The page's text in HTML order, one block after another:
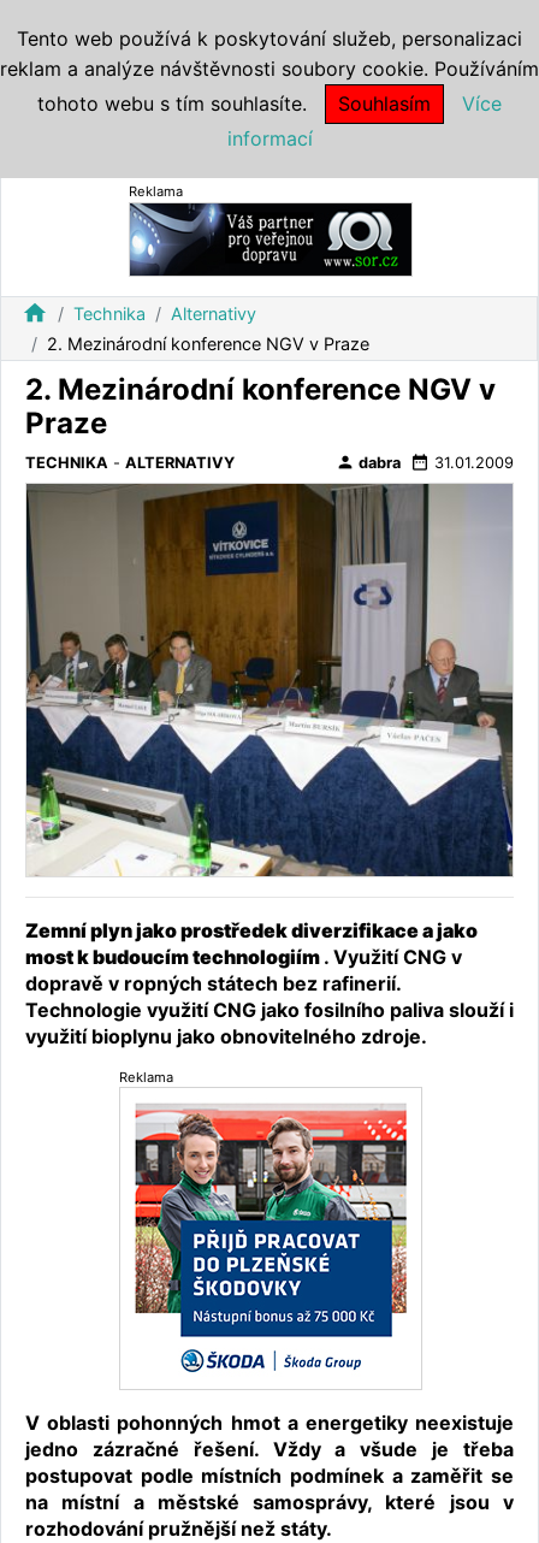
Reklama
home Technika
Alternativy
2. Mezinárodní konference NGV v Praze
2. Mezinárodní konference NGV v
Praze
TECHNIKA - ALTERNATIVY person dabra date_range 31.01.2009
Zemní plyn jako prostředek diverzifikace a jako
most k budoucím technologiím . Využití CNG v
dopravě v ropných státech bez rafinerií.
Technologie využití CNG jako fosilního paliva slouží i
využití bioplynu jako obnovitelného zdroje.
Reklama
V oblasti pohonných hmot a energetiky neexistuje
jedno zázračné řešení. Vždy a všude je třeba
postupovat podle místních podmínek a zaměřit se
na místní a městské samosprávy, které jsou v
rozhodování pružnější než státy.
Tento web používá k poskytování služeb, personalizaci
reklam a analýze návštěvnosti soubory cookie. Používáním
tohoto webu s tím souhlasíte.
Souhlasím
Více
informací